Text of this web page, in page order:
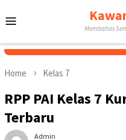
to
Membahas
Home Kelas 7
RPP PAI Kelas 7
Terbaru
Admin